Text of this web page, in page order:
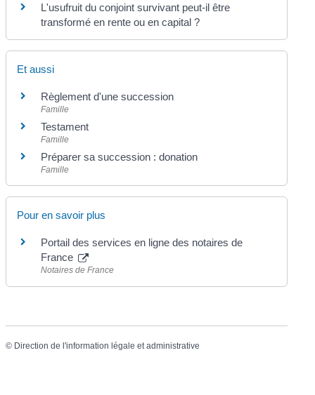
L'usufruit du conjoint survivant peut-il être
transformé en rente ou en capital ?
Et aussi
Règlement d'une succession
Famille
Testament
Famille
Préparer sa succession : donation
Famille
Pour en savoir plus
Portail des services en ligne des notaires de
France
Notaires de France
© Direction de l'information légale et administrative